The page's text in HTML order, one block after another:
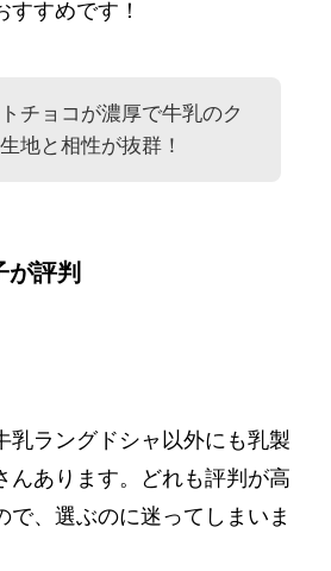
すめです！
チョコが濃厚で牛乳のク
地と相性が抜群！
評判
乳ラングドシャ以外にも乳製
んあります。どれも評判が高
で、選ぶのに迷ってしまいま